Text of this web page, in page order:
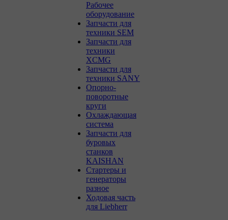
Рабочее
оборудование
Запчасти для
техники SEM
Запчасти для
техники
XCMG
Запчасти для
техники SANY
Опорно-
поворотные
круги
Охлаждающая
система
Запчасти для
буровых
станков
KAISHAN
Стартеры и
генераторы
разное
Ходовая часть
для Liebherr